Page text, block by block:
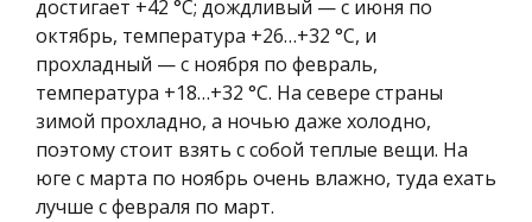
достигает +42 °C; дождливый — с июня по
октябрь, температура +26…+32 °C, и
прохладный — с ноября по февраль,
температура +18…+32 °C. На севере страны
зимой прохладно, а ночью даже холодно,
поэтому стоит взять с собой теплые вещи. На
юге с марта по ноябрь очень влажно, туда ехать
лучше с февраля по март.